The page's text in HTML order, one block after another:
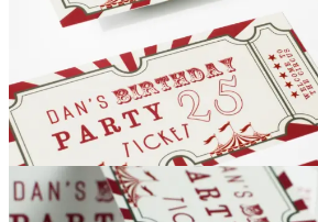
Вакансии
О компании
Написать директору
Арендодателям
Портфолио